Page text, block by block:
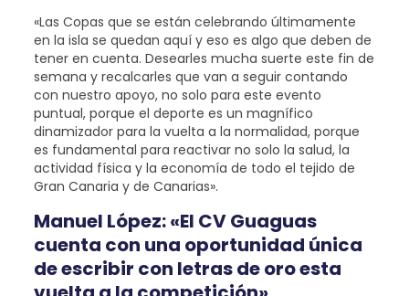
«Las Copas que se están celebrando últimamente
en la isla se quedan aquí y eso es algo que deben de
tener en cuenta. Desearles mucha suerte este fin de
semana y recalcarles que van a seguir contando
con nuestro apoyo, no solo para este evento
puntual, porque el deporte es un magnífico
dinamizador para la vuelta a la normalidad, porque
es fundamental para reactivar no solo la salud, la
actividad física y la economía de todo el tejido de
Gran Canaria y de Canarias».
Manuel López: «El CV Guaguas
cuenta con una oportunidad única
de escribir con letras de oro esta